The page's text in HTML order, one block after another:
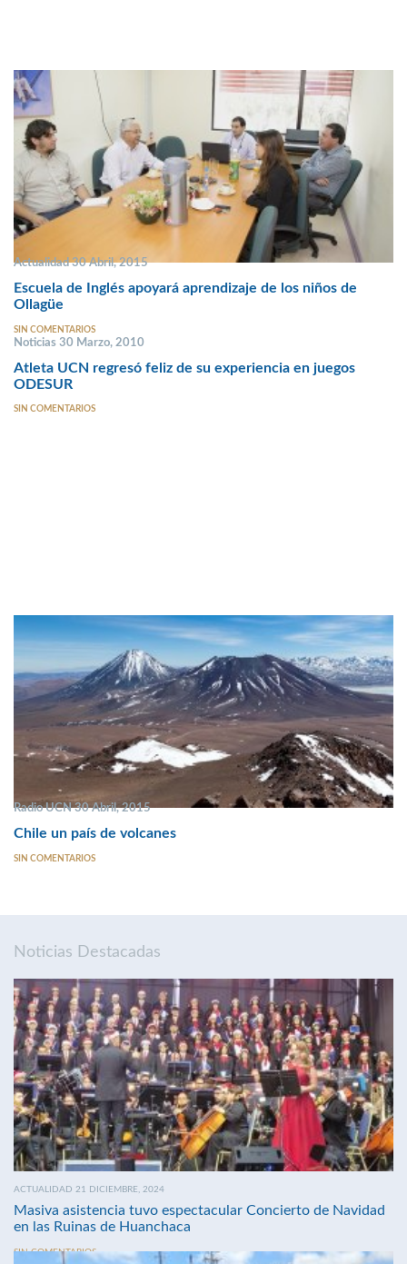
Actualidad 30 Abril, 2015
Escuela de Inglés apoyará aprendizaje de los niños de
Ollagüe
SIN COMENTARIOS
Noticias 30 Marzo, 2010
Atleta UCN regresó feliz de su experiencia en juegos
ODESUR
SIN COMENTARIOS
Radio UCN 30 Abril, 2015
Chile un país de volcanes
SIN COMENTARIOS
Noticias Destacadas
ACTUALIDAD 21 DICIEMBRE, 2024
Masiva asistencia tuvo espectacular Concierto de Navidad
en las Ruinas de Huanchaca
SIN COMENTARIOS